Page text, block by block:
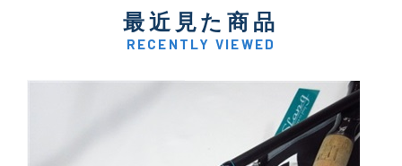
最近見た商品
RECENTLY VIEWED